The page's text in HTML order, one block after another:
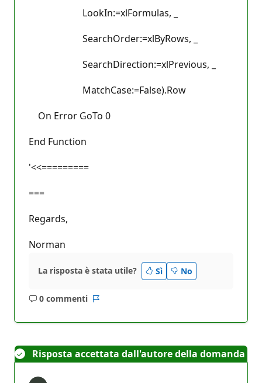
LookIn:=xlFormulas, _
SearchOrder:=xlByRows, _
SearchDirection:=xlPrevious, _
MatchCase:=False).Row
On Error GoTo 0
End Function
'<<=========
===
Regards,
Norman
La risposta è stata utile? Sì No
0 commenti
Nessun
Risposta accettata dall'autore della domanda